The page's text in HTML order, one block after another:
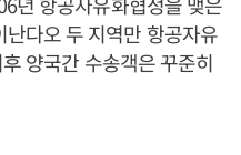
다오 두 지역만 항공자유
양국간 수송객은 꾸준히